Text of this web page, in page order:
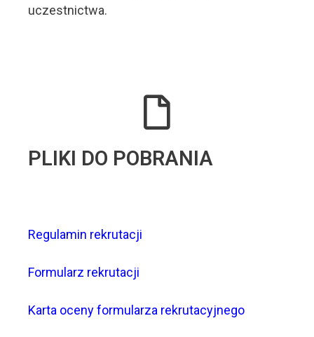
uczestnictwa.
PLIKI DO POBRANIA
Regulamin rekrutacji
Formularz rekrutacji
Karta oceny formularza rekrutacyjnego